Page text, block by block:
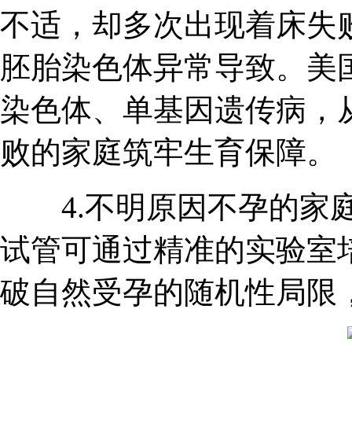
不适，却多次出现着床失
胚胎染色体异常导致。美
染色体、单基因遗传病，
败的家庭筑牢生育保障。
4.不明原因不孕的家庭
试管可通过精准的实验室
破自然受孕的随机性局限